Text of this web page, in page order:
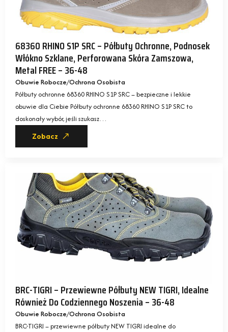
68360 RHINO S1P SRC – Półbuty Ochronne, Podnosek
Włókno Szklane, Perforowana Skóra Zamszowa,
Metal FREE – 36-48
Obuwie Robocze Ochrona Osobista
Półbuty ochronne 68360 RHINO S1P SRC – bezpieczne i lekkie
obuwie dla Ciebie Półbuty ochronne 68360 RHINO S1P SRC to
doskonały wybór, jeśli szukasz…
Zobacz
BRC-TIGRI – Przewiewne Półbuty NEW TIGRI, Idealne
Również Do Codziennego Noszenia – 36-48
Obuwie Robocze Ochrona Osobista
BRC-TIGRI – przewiewne półbuty NEW TIGRI idealne do